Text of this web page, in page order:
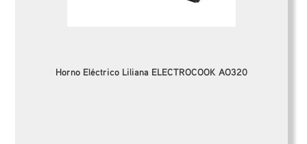
Horno Eléctrico Liliana ELECTROCOOK AO320